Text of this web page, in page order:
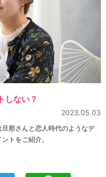
しない？
2023.05.03
那さんと恋人時代のようなデ
トをご紹介。